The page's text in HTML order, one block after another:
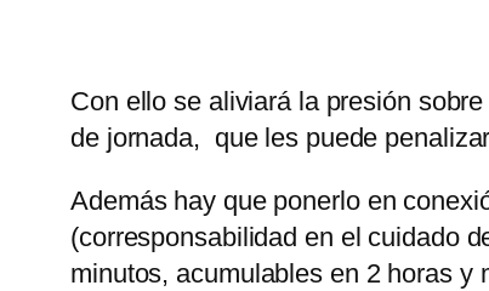
Con ello se aliviará la presión
de jornada, que les puede
Además hay que ponerlo en
(corresponsabilidad en el cuidado
minutos, acumulables en 2 horas y